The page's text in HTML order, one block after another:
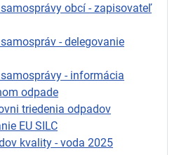
obcí - zapisovateľ
- delegovanie
- informácia
odpade
triedenia odpadov
EU SILC
kvality - voda 2025